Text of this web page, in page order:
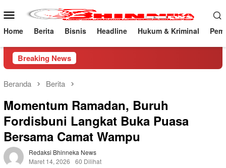
ke
konten
Menu
Mobile
Home Berita Bisnis Headline Hukum & Kriminal
Breaking News
Beranda Berita
Momentum Ramadan, Buruh
Fordisbuni Langkat Buka Puasa
Bersama Camat Wampu
Redaksi Bhinneka News
Maret 14, 2026
60 Dilihat